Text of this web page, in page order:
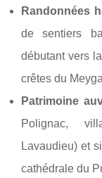
Randonnées
de sentiers
débutant vers
crêtes du Meygal
Patrimoine
Polignac,
Lavaudieu) et
cathédrale du